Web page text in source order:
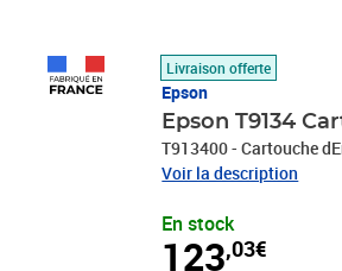
Livraison offerte
Epson
Epson T9134
T913400 - Cartouche
Voir la description
En stock
123,03€
Prix 123,03€